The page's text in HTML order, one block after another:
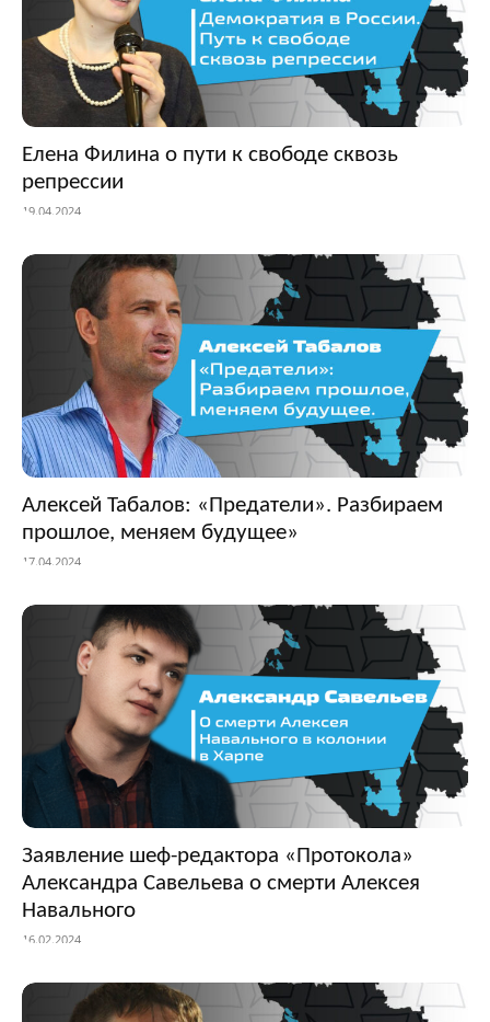
Елена Филина о пути к свободе сквозь
репрессии
19.04.2024
Алексей Табалов: «Предатели». Разбираем
прошлое, меняем будущее»
17.04.2024
Заявление шеф-редактора «Протокола»
Александра Савельева о смерти Алексея
Навального
16.02.2024